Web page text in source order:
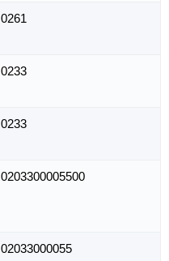
0261
0233
0233
0203300005500
02033000055